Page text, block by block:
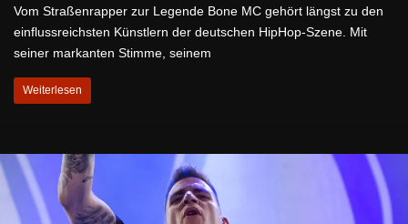
Vom Straßenrapper zur Legende Bone MC gehört längst zu den
einflussreichsten Künstlern der deutschen HipHop-Szene. Mit
seiner markanten Stimme, seinem
Weiterlesen